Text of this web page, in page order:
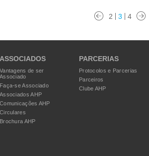
2 3 4
ASSOCIADOS
Vantagens de ser
Associado
Faça-se Associado
Associados AHP
Comunicações AHP
Circulares
Brochura AHP
PARCERIAS
Protocolos e Parcerias
Parceiros
Clube AHP